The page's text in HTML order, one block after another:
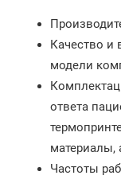
Качество и
модели
ответа
материалы,
Частоты